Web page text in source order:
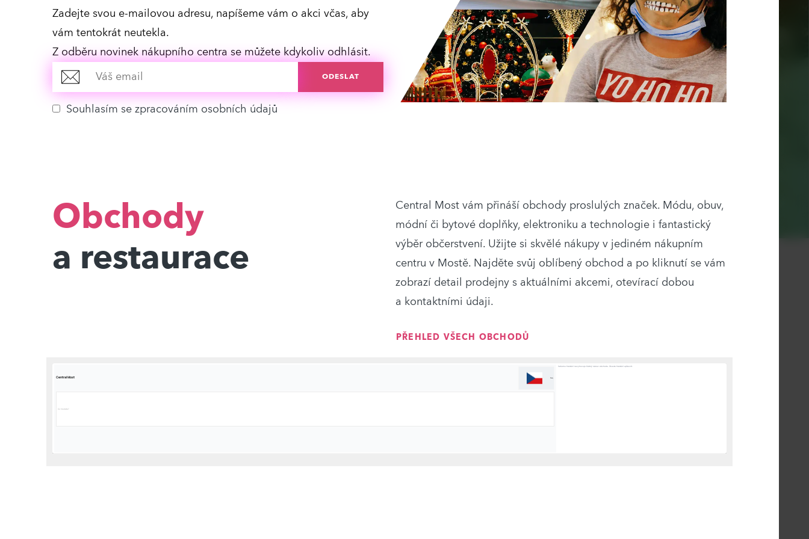
Zadejte svou e-mailovou adresu, napíšeme vám o akci včas, aby
vám tentokrát neutekla.
Z odběru novinek nákupního centra se můžete kdykoliv odhlásit.
Souhlasím se zpracováním osobních údajů
Obchody
a restaurace
Central Most vám přináší obchody proslulých značek. Módu, obuv,
módní či bytové doplňky, elektroniku a technologie i fantastický
výběr občerstvení. Užijte si skvělé nákupy v jediném nákupním
centru v Mostě. Najděte svůj oblíbený obchod a po kliknutí se vám
zobrazí detail prodejny s aktuálními akcemi, otevírací dobou
a kontaktními údaji.
PŘEHLED VŠECH OBCHODŮ